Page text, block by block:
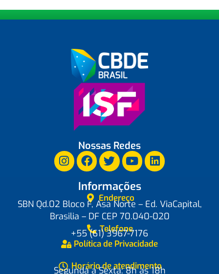
Nossas Redes
Informações
Endereço
SBN Qd.02 Bloco F, Asa Norte – Ed. ViaCapital,
Brasilia – DF CEP 70.040-020
Telefone
+55 (61) 3967-7176
Política de Privacidade
Horário de atendimento
Segunda a Sexta: 8h às 18h